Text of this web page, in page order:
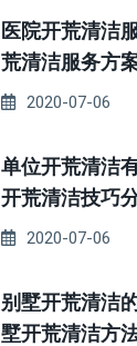
医院开荒清洁
荒清洁服务方
2020-07-06
单位开荒清洁
开荒清洁技巧
2020-07-06
别墅开荒清洁
墅开荒清洁方